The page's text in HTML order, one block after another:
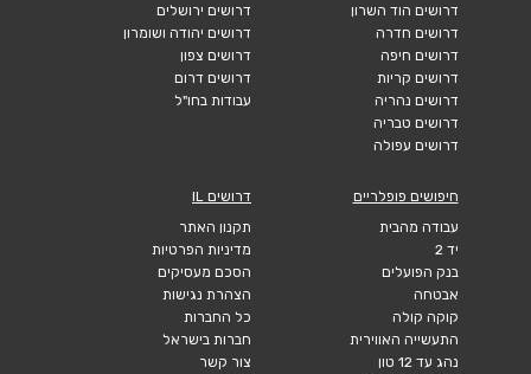
דרושים הוד השרון
דרושים חדרה
דרושים חיפה
דרושים קריות
דרושים נהריה
דרושים טבריה
דרושים עפולה
דרושים ירושלים
דרושים יהודה ושומרון
דרושים צפון
דרושים דרום
עבודות בחו"ל
חיפושים פופלריים
עבודה מהבית
יד 2
בנק הפועלים
אבטחה
קוקה קולה
התעשייה האווירית
נהג עד 12 טון
דרושים IL
תקנון האתר
מדיניות הפרטיות
הסכם מעסיקים
הצהרת נגישות
כל החברות
חברות בישראל
צור קשר